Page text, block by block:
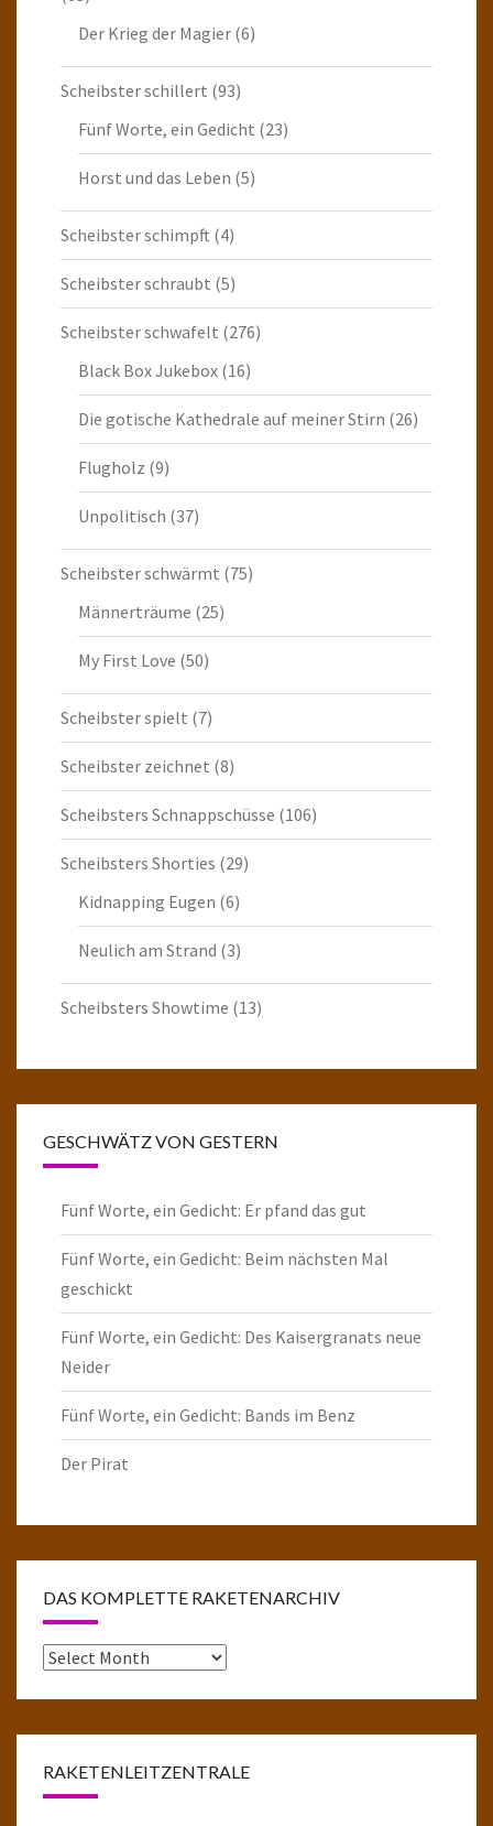
Der Krieg der Magier (6)
Scheibster schillert (93)
Fünf Worte, ein Gedicht (23)
Horst und das Leben (5)
Scheibster schimpft (4)
Scheibster schraubt (5)
Scheibster schwafelt (276)
Black Box Jukebox (16)
Die gotische Kathedrale auf meiner Stirn (26)
Flugholz (9)
Unpolitisch (37)
Scheibster schwärmt (75)
Männerträume (25)
My First Love (50)
Scheibster spielt (7)
Scheibster zeichnet (8)
Scheibsters Schnappschüsse (106)
Scheibsters Shorties (29)
Kidnapping Eugen (6)
Neulich am Strand (3)
Scheibsters Showtime (13)
GESCHWÄTZ VON GESTERN
Fünf Worte, ein Gedicht: Er pfand das gut
Fünf Worte, ein Gedicht: Beim nächsten Mal
geschickt
Fünf Worte, ein Gedicht: Des Kaisergranats neue
Neider
Fünf Worte, ein Gedicht: Bands im Benz
Der Pirat
DAS KOMPLETTE RAKETENARCHIV
Das
RAKETENLEITZENTRALE